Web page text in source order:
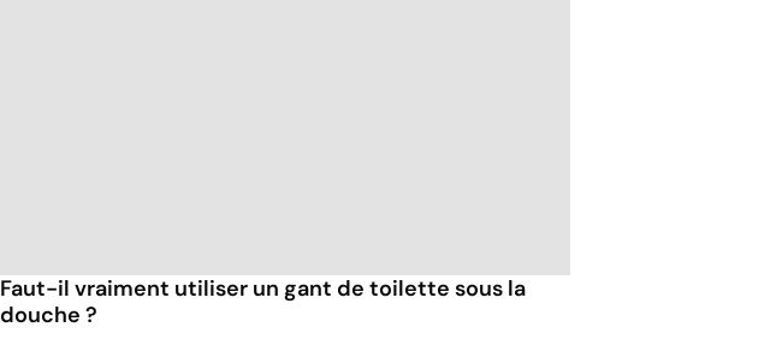
Faut-il vraiment utiliser un gant de toilette sous la
douche ?